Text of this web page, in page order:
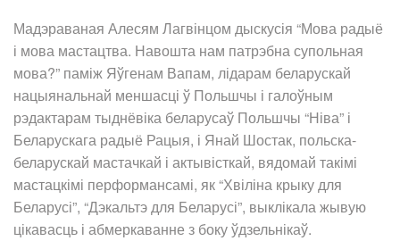
Мадэраваная Алесям Лагвінцом дыскусія “Мова радыё
і мова мастацтва. Навошта нам патрэбна супольная
мова?” паміж Яўгенам Вапам, лідарам беларускай
нацыянальнай меншасці ў Польшчы і галоўным
рэдактарам тыднёвіка беларусаў Польшчы “Ніва” і
Беларускага радыё Рацыя, і Янай Шостак, польска-
беларускай мастачкай і актывісткай, вядомай такімі
мастацкімі перформансамі, як “Хвіліна крыку для
Беларусі”, “Дэкальтэ для Беларусі”, выклікала жывую
цікавасць і абмеркаванне з боку ўдзельнікаў.